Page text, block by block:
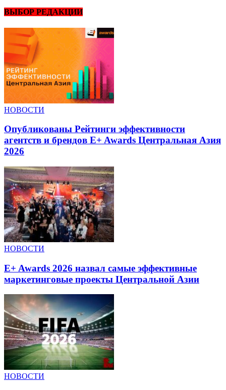
ВЫБОР РЕДАКЦИИ
НОВОСТИ
Опубликованы Рейтинги эффективности
агентств и брендов E+ Awards Центральная Азия
2026
НОВОСТИ
E+ Awards 2026 назвал самые эффективные
маркетинговые проекты Центральной Азии
НОВОСТИ